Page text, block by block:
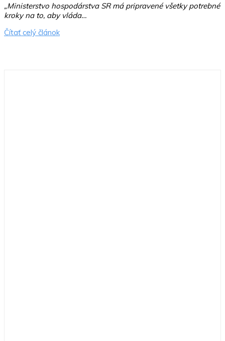
„Ministerstvo hospodárstva SR má pripravené všetky potrebné
kroky na to, aby vláda…
Čítať celý článok